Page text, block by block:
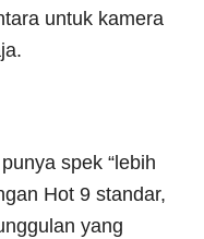
untuk kamera
spek “lebih
Hot 9 standar,
yang